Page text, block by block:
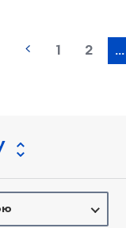
1 2 ...
наступна »